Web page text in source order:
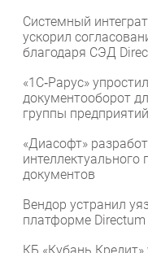
Системный
ускорил
благодаря СЭД
«1С‑Рарус»
документооборот
группы
«Диасофт»
интеллектуального
документов
Вендор устранил
платформе Directum
КБ «Кубань